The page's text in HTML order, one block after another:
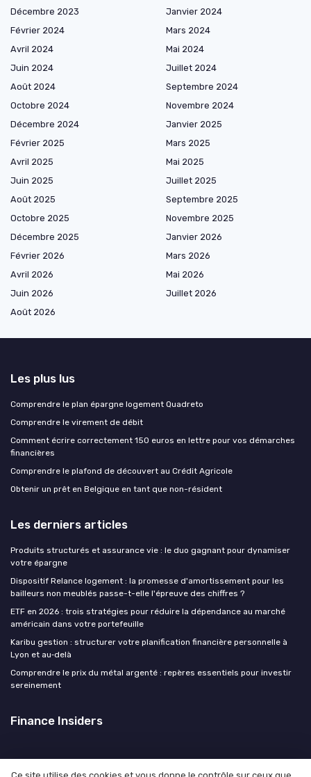
Décembre 2023
Janvier 2024
Février 2024
Mars 2024
Avril 2024
Mai 2024
Juin 2024
Juillet 2024
Août 2024
Septembre 2024
Octobre 2024
Novembre 2024
Décembre 2024
Janvier 2025
Février 2025
Mars 2025
Avril 2025
Mai 2025
Juin 2025
Juillet 2025
Août 2025
Septembre 2025
Octobre 2025
Novembre 2025
Décembre 2025
Janvier 2026
Février 2026
Mars 2026
Avril 2026
Mai 2026
Juin 2026
Juillet 2026
Août 2026
Les plus lus
Comprendre le plan épargne logement Quadreto
Comprendre le virement de débit
Comment écrire correctement 150 euros en lettre pour vos démarches
financières
Comprendre le plafond de découvert au Crédit Agricole
Obtenir un prêt en Belgique en tant que non-résident
Les derniers articles
Produits structurés et assurance vie : le duo gagnant pour dynamiser
votre épargne
Dispositif Relance logement : la promesse d'amortissement pour les
bailleurs non meublés passe-t-elle l'épreuve des chiffres ?
ETF en 2026 : trois stratégies pour réduire la dépendance au marché
américain dans votre portefeuille
Karibu gestion : structurer votre planification financière personnelle à
Lyon et au‑delà
Comprendre le prix du métal argenté : repères essentiels pour investir
sereinement
Finance Insiders